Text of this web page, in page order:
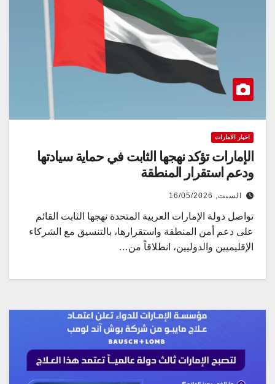
اخبار الامارات
الإمارات تؤكد نهجها الثابت في حماية سيادتها
ودعم استقرار المنطقة
السبت, 16/05/2026
تواصل دولة الإمارات العربية المتحدة نهجها الثابت القائم
على دعم أمن المنطقة واستقرارها، بالتنسيق مع الشركاء
الإقليميين والدوليين، انطلاقاً من…